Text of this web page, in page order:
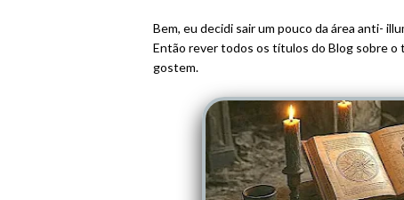
Bem, eu decidi sair um pouco da área anti-
Então rever todos os títulos do Blog sobre
gostem.